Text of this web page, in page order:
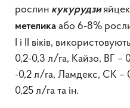
рослин кукурудзи
метелика або 6-8%
І і ІІ віків,
0,2-0,3 л/га, Кайзо, ВГ –
-0,2 л/га, Ламдекс, СК
0,25 л/га та ін.